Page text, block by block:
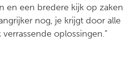
en een bredere kijk op zaken
nog, je krijgt door alle
oplossingen.”